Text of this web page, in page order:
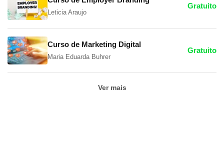
Em um cenário onde as transações online são a
espinha dorsal do comércio eletrônico, garantir a
informações torna-se imperativo. Existem diversas
estratégias e ferramentas essenciais para proteger os
dados sensíveis dos clientes. É importante implementar
uma comunicação segura por meio de certificados SSL
Leticia Araujo
Gratuito
Curso de Marketing Digital
Maria Eduarda Buhrer
Gratuito
Ver mais